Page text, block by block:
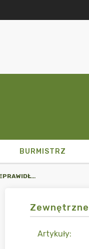
BURMISTRZ
ZEWNĘTRZNE ZGŁOSZENIA NIEPRAWIDŁOWOŚCI
Artykuły: